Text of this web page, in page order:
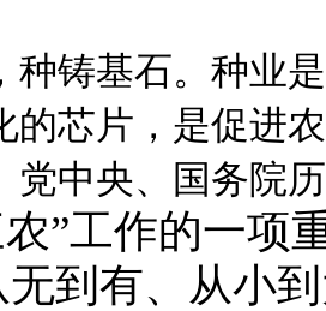
种铸基石。种业
的芯片，是促进
党中央、国务院
农”工作的一项
到有、从小